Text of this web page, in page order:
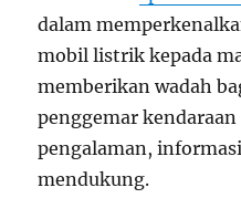
dalam
mobil listrik kepada
memberikan wadah
penggemar
pengalaman,
mendukung.